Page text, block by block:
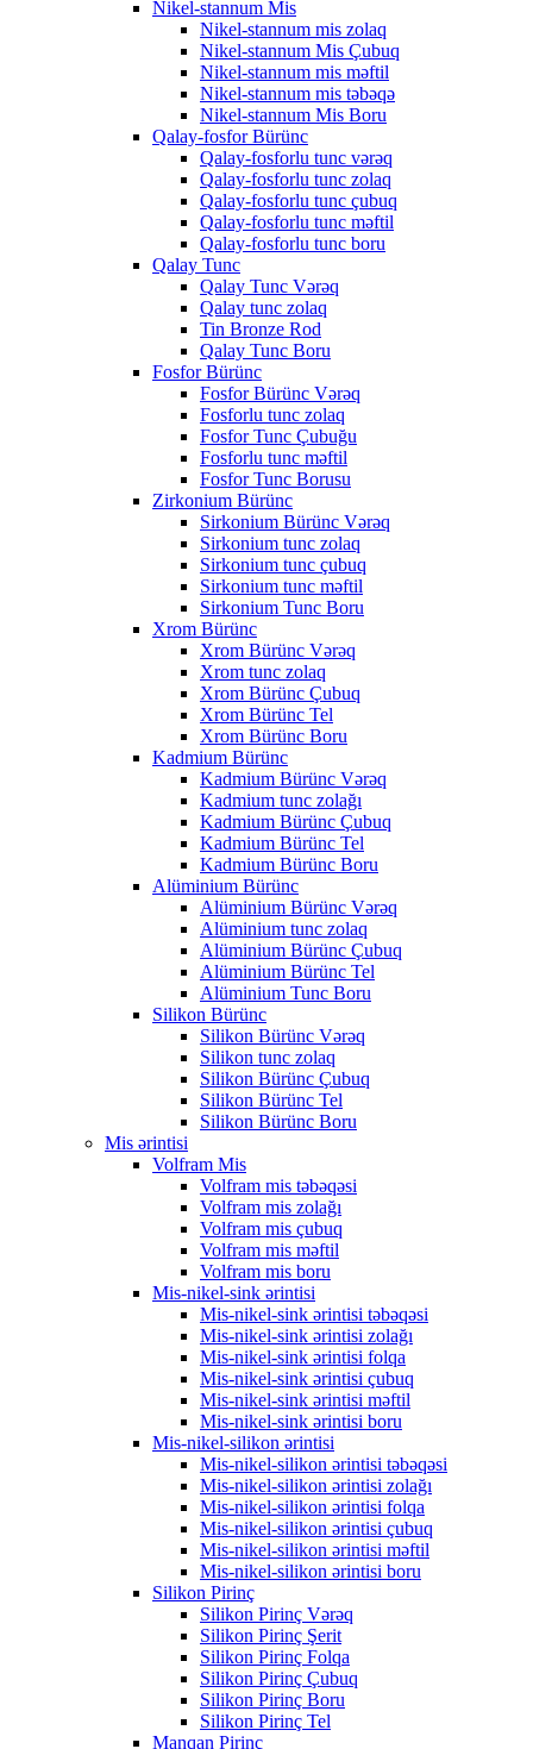
Nikel-stannum Mis
Nikel-stannum mis zolaq
Nikel-stannum Mis Çubuq
Nikel-stannum mis məftil
Nikel-stannum mis təbəqə
Nikel-stannum Mis Boru
Qalay-fosfor Bürünc
Qalay-fosforlu tunc vərəq
Qalay-fosforlu tunc zolaq
Qalay-fosforlu tunc çubuq
Qalay-fosforlu tunc məftil
Qalay-fosforlu tunc boru
Qalay Tunc
Qalay Tunc Vərəq
Qalay tunc zolaq
Tin Bronze Rod
Qalay Tunc Boru
Fosfor Bürünc
Fosfor Bürünc Vərəq
Fosforlu tunc zolaq
Fosfor Tunc Çubuğu
Fosforlu tunc məftil
Fosfor Tunc Borusu
Zirkonium Bürünc
Sirkonium Bürünc Vərəq
Sirkonium tunc zolaq
Sirkonium tunc çubuq
Sirkonium tunc məftil
Sirkonium Tunc Boru
Xrom Bürünc
Xrom Bürünc Vərəq
Xrom tunc zolaq
Xrom Bürünc Çubuq
Xrom Bürünc Tel
Xrom Bürünc Boru
Kadmium Bürünc
Kadmium Bürünc Vərəq
Kadmium tunc zolağı
Kadmium Bürünc Çubuq
Kadmium Bürünc Tel
Kadmium Bürünc Boru
Alüminium Bürünc
Alüminium Bürünc Vərəq
Alüminium tunc zolaq
Alüminium Bürünc Çubuq
Alüminium Bürünc Tel
Alüminium Tunc Boru
Silikon Bürünc
Silikon Bürünc Vərəq
Silikon tunc zolaq
Silikon Bürünc Çubuq
Silikon Bürünc Tel
Silikon Bürünc Boru
Mis ərintisi
Volfram Mis
Volfram mis təbəqəsi
Volfram mis zolağı
Volfram mis çubuq
Volfram mis məftil
Volfram mis boru
Mis-nikel-sink ərintisi
Mis-nikel-sink ərintisi təbəqəsi
Mis-nikel-sink ərintisi zolağı
Mis-nikel-sink ərintisi folqa
Mis-nikel-sink ərintisi çubuq
Mis-nikel-sink ərintisi məftil
Mis-nikel-sink ərintisi boru
Mis-nikel-silikon ərintisi
Mis-nikel-silikon ərintisi təbəqəsi
Mis-nikel-silikon ərintisi zolağı
Mis-nikel-silikon ərintisi folqa
Mis-nikel-silikon ərintisi çubuq
Mis-nikel-silikon ərintisi məftil
Mis-nikel-silikon ərintisi boru
Silikon Pirinç
Silikon Pirinç Vərəq
Silikon Pirinç Şerit
Silikon Pirinç Folqa
Silikon Pirinç Çubuq
Silikon Pirinç Boru
Silikon Pirinç Tel
Manqan Pirinç